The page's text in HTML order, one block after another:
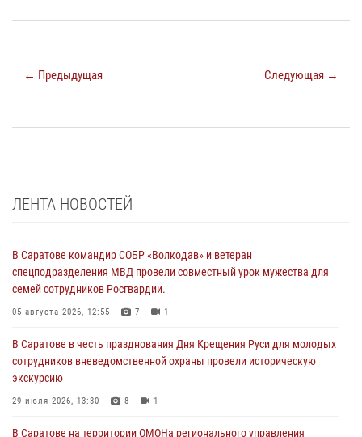
← Предыдущая Следующая →
ЛЕНТА НОВОСТЕЙ
В Саратове командир СОБР «Волкодав» и ветеран
спецподразделения МВД провели совместный урок мужества для
семей сотрудников Росгвардии.
05 августа 2026, 12:55 7 1
В Саратове в честь празднования Дня Крещения Руси для молодых
сотрудников вневедомственной охраны провели историческую
экскурсию
29 июля 2026, 13:30 8 1
В Саратове на территории ОМОНа регионального управления